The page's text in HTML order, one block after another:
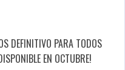
DEFINITIVO PARA TODOS
EN OCTUBRE!